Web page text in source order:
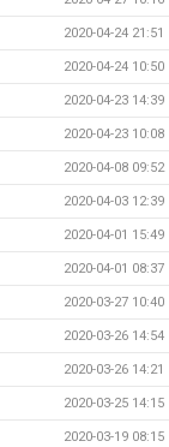
2020-04-24 21:51
2020-04-24 10:50
2020-04-23 14:39
2020-04-23 10:08
2020-04-08 09:52
2020-04-03 12:39
2020-04-01 15:49
2020-04-01 08:37
2020-03-27 10:40
2020-03-26 14:54
2020-03-26 14:21
2020-03-25 14:15
2020-03-19 08:15